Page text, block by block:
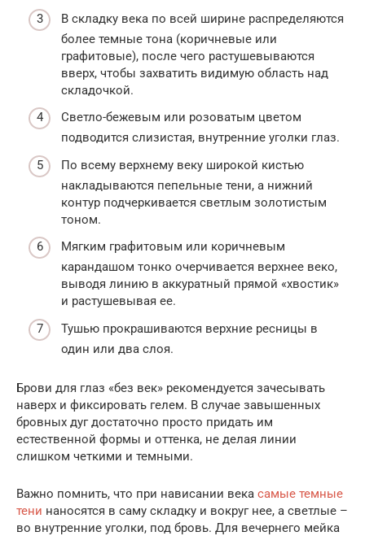
В складку века по всей ширине распределяются
более темные тона (коричневые или
графитовые), после чего растушевываются
вверх, чтобы захватить видимую область над
складочкой.
Светло-бежевым или розоватым цветом
подводится слизистая, внутренние уголки глаз.
По всему верхнему веку широкой кистью
накладываются пепельные тени, а нижний
контур подчеркивается светлым золотистым
тоном.
Мягким графитовым или коричневым
карандашом тонко очерчивается верхнее веко,
выводя линию в аккуратный прямой «хвостик»
и растушевывая ее.
Тушью прокрашиваются верхние ресницы в
один или два слоя.
Брови для глаз «без век» рекомендуется зачесывать
наверх и фиксировать гелем. В случае завышенных
бровных дуг достаточно просто придать им
естественной формы и оттенка, не делая линии
слишком четкими и темными.
Важно помнить, что при нависании века самые темные
тени наносятся в саму складку и вокруг нее, а светлые –
во внутренние уголки, под бровь. Для вечернего мейка